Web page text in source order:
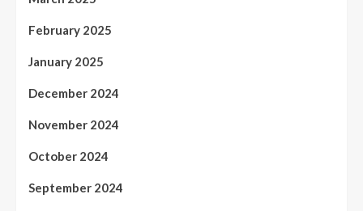
February 2025
January 2025
December 2024
November 2024
October 2024
September 2024